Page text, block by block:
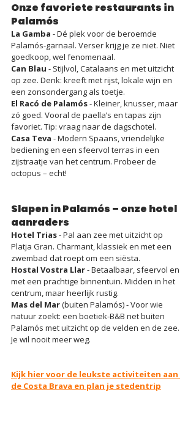
Onze favoriete restaurants in
Palamós
La Gamba - Dé plek voor de beroemde
Palamós-garnaal. Verser krijg je ze niet. Niet
goedkoop, wel fenomenaal.
Can Blau - Stijlvol, Catalaans en met uitzicht
op zee. Denk: kreeft met rijst, lokale wijn en
een zonsondergang als toetje.
El Racó de Palamós - Kleiner, knusser, maar
zó goed. Vooral de paella’s en tapas zijn
favoriet. Tip: vraag naar de dagschotel.
Casa Teva - Modern Spaans, vriendelijke
bediening en een sfeervol terras in een
zijstraatje van het centrum. Probeer de
octopus – echt!
Slapen in Palamós – onze hotel
aanraders
Hotel Trias - Pal aan zee met uitzicht op
Platja Gran. Charmant, klassiek en met een
zwembad dat roept om een siësta.
Hostal Vostra Llar - Betaalbaar, sfeervol en
met een prachtige binnentuin. Midden in het
centrum, maar heerlijk rustig.
Mas del Mar (buiten Palamós) - Voor wie
natuur zoekt: een boetiek-B&B net buiten
Palamós met uitzicht op de velden en de zee.
Je wil nooit meer weg.
Kijk hier voor de leukste activiteiten aan
de Costa Brava en plan je stedentrip